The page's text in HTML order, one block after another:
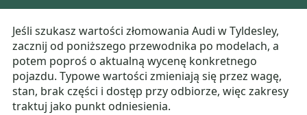
Jeśli szukasz wartości złomowania Audi w Tyldesley,
zacznij od poniższego przewodnika po modelach, a
potem poproś o aktualną wycenę konkretnego
pojazdu. Typowe wartości zmieniają się przez wagę,
stan, brak części i dostęp przy odbiorze, więc zakresy
traktuj jako punkt odniesienia.